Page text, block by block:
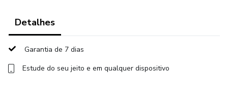
Detalhes
Garantia de 7 dias
Estude do seu jeito e em qualquer dispositivo